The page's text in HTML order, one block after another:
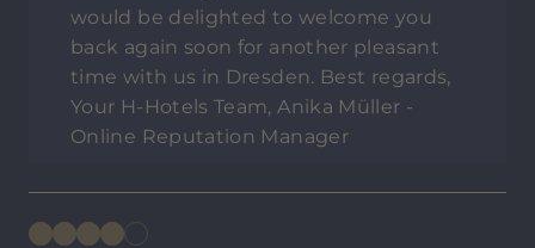
would be delighted to welcome you
back again soon for another pleasant
time with us in Dresden. Best regards,
Your H-Hotels Team, Anika Müller -
Online Reputation Manager